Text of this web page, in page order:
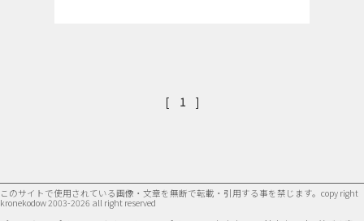
[ 1 ]
このサイトで使用されている画像・文章を無断で転載・引用する事を禁じます。 copy right
kronekodow 2003-2026 all right reserved